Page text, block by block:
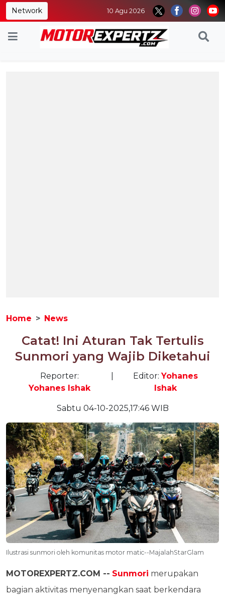
Network 10 Agu 2026
Home News
Catat! Ini Aturan Tak Tertulis
Sunmori yang Wajib Diketahui
Reporter:
Yohanes Ishak
Editor:Yohanes
Ishak
Sabtu 04-10-2025,17:46 WIB
Ilustrasi sunmori oleh komunitas motor matic--MajalahStarGlam
MOTOREXPERTZ.COM -- Sunmori merupakan
bagian aktivitas menyenangkan saat berkendara